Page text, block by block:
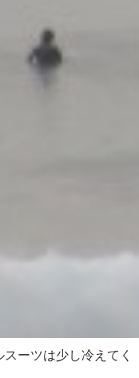
ーツは少し冷えてく